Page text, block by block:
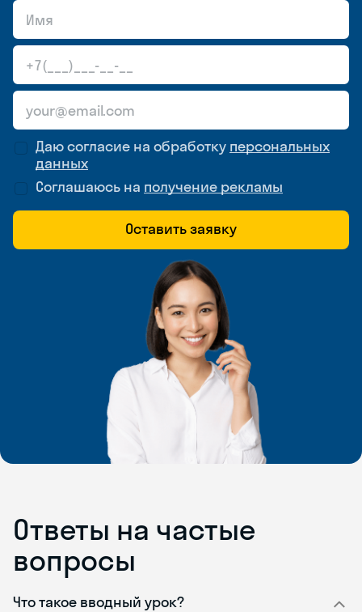
Даю согласие на обработку персональных
данных
Соглашаюсь на получение рекламы
Оставить заявку
Ответы на частые
вопросы
Что такое вводный урок?